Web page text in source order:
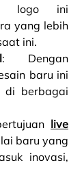
logo ini
yang lebih
ini.
: Dengan
baru ini
di berbagai
live
baru yang
inovasi,